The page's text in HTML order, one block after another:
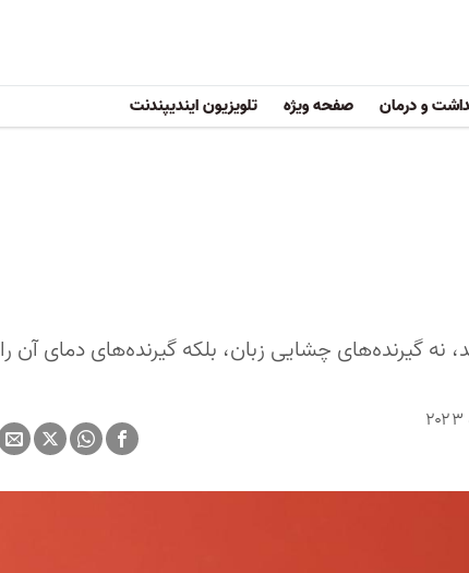
و درمان صفحه ویژه تلویزیون ایندیپندنت
نه گیرنده‌های چشایی زبان، بلکه گیرنده‌های دمای آن را
پنج شنبه ۴ خرداد ۱۴۰۲ برابر با ۲۵ مه ۲۰۲۳